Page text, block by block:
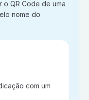
QR Code de uma
nome do
com um